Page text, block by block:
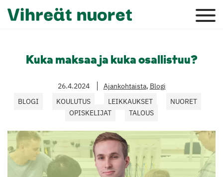
Kuka maksaa ja kuka osallistuu?
26.4.2024 Ajankohtaista, Blogi
BLOGI
KOULUTUS LEIKKAUKSET
NUORET
OPISKELIJAT
TALOUS